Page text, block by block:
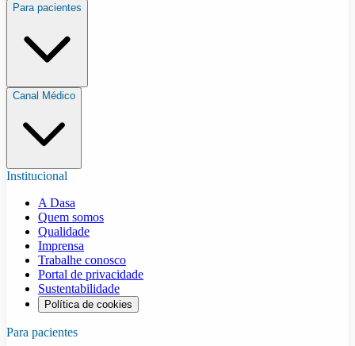
Para pacientes
Canal Médico
Institucional
A Dasa
Quem somos
Qualidade
Imprensa
Trabalhe conosco
Portal de privacidade
Sustentabilidade
Política de cookies
Para pacientes